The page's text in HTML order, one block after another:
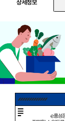
상세정보